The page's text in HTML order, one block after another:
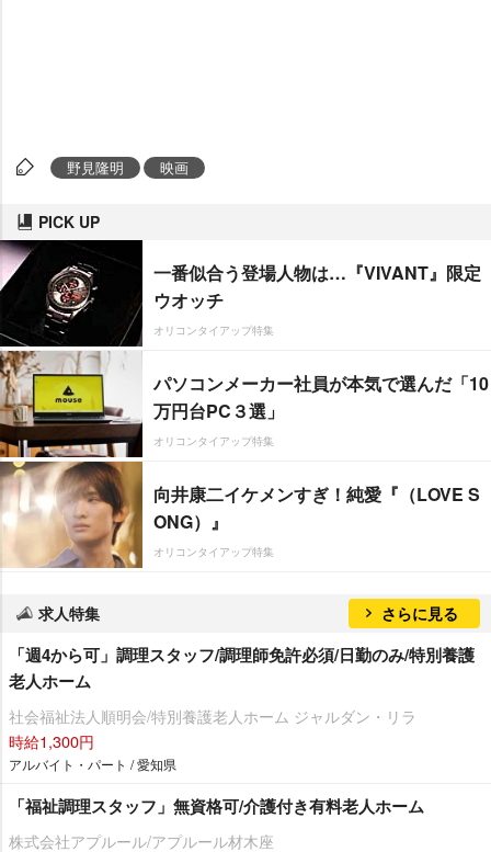
野見隆明 映画
PICK UP
一番似合う登場人物は…『VIVANT』限定
ウオッチ
オリコンタイアップ特集
パソコンメーカー社員が本気で選んだ「10
万円台PC３選」
オリコンタイアップ特集
向井康二イケメンすぎ！純愛『（LOVE S
ONG）』
オリコンタイアップ特集
求人特集 さらに見る
「週4から可」調理スタッフ/調理師免許必須/日勤のみ/特別養護
老人ホーム
社会福祉法人順明会/特別養護老人ホーム ジャルダン・リラ
時給1,300円
アルバイト・パート / 愛知県
「福祉調理スタッフ」無資格可/介護付き有料老人ホーム
株式会社アプルール/アプルール材木座